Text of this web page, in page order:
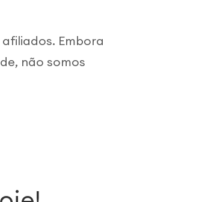
Embora
não somos